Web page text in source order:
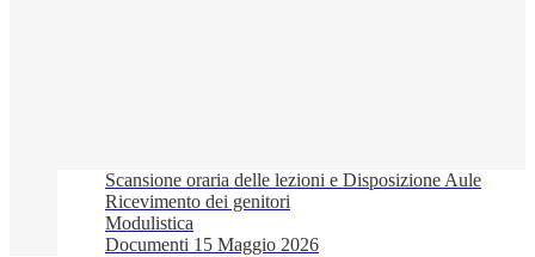
Scansione oraria delle lezioni e Disposizione Aule
Ricevimento dei genitori
Modulistica
Documenti 15 Maggio 2026